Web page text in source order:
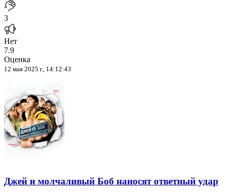
3
Нет
7.9
Оценка
12 мая 2025 г., 14:12:43
Джей и молчаливый Боб наносят ответный удар